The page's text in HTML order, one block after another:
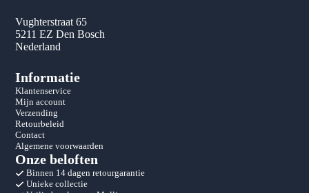
Vughterstraat 65
5211 EZ Den Bosch
Nederland
Informatie
Klantenservice
Mijn account
Verzending
Retourbeleid
Contact
Algemene voorwaarden
Onze beloften
Binnen 14 dagen retourgarantie
Unieke collectie